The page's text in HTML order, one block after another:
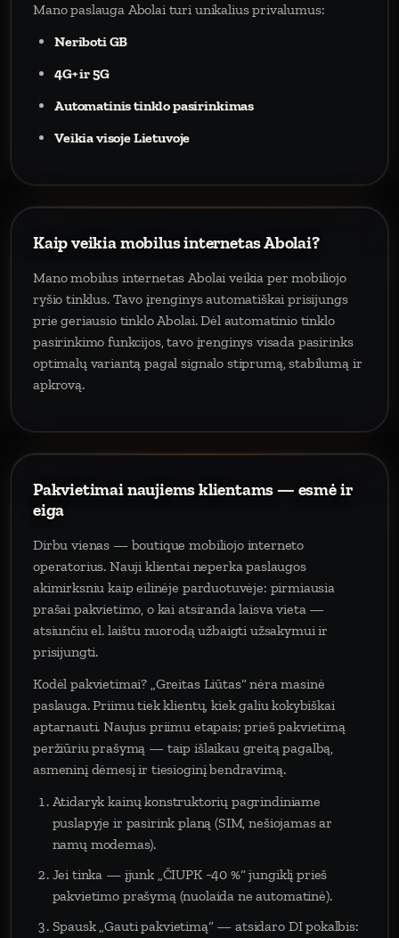
Mano paslauga Abolai turi unikalius privalumus:
Neriboti GB
4G+ ir 5G
Automatinis tinklo pasirinkimas
Veikia visoje Lietuvoje
Kaip veikia mobilus internetas Abolai?
Mano mobilus internetas Abolai veikia per mobiliojo
ryšio tinklus. Tavo įrenginys automatiškai prisijungs
prie geriausio tinklo Abolai. Dėl automatinio tinklo
pasirinkimo funkcijos, tavo įrenginys visada pasirinks
optimalų variantą pagal signalo stiprumą, stabilumą ir
apkrovą.
Pakvietimai naujiems klientams — esmė ir
eiga
Dirbu vienas — boutique mobiliojo interneto
operatorius. Nauji klientai neperka paslaugos
akimirksniu kaip eilinėje parduotuvėje: pirmiausia
prašai pakvietimo, o kai atsiranda laisva vieta —
atsiunčiu el. laištu nuorodą užbaigti užsakymui ir
prisijungti.
Kodėl pakvietimai? „Greitas Liūtas“ nėra masinė
paslauga. Priimu tiek klientų, kiek galiu kokybiškai
aptarnauti. Naujus priimu etapais; prieš pakvietimą
peržiūriu prašymą — taip išlaikau greitą pagalbą,
asmeninį dėmesį ir tiesioginį bendravimą.
Atidaryk kainų konstruktorių pagrindiniame
puslapyje ir pasirink planą (SIM, nešiojamas ar
namų modemas).
Jei tinka — įjunk „ČIUPK −40 %“ jungiklį prieš
pakvietimo prašymą (nuolaida ne automatinė).
Spausk „Gauti pakvietimą“ — atsidaro DI pokalbis: